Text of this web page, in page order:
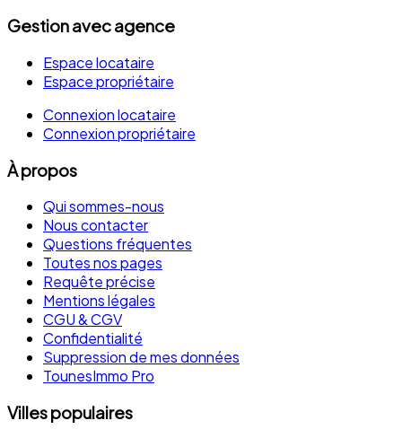
Gestion avec agence
Espace locataire
Espace propriétaire
Connexion locataire
Connexion propriétaire
À propos
Qui sommes-nous
Nous contacter
Questions fréquentes
Toutes nos pages
Requête précise
Mentions légales
CGU & CGV
Confidentialité
Suppression de mes données
TounesImmo Pro
Villes populaires